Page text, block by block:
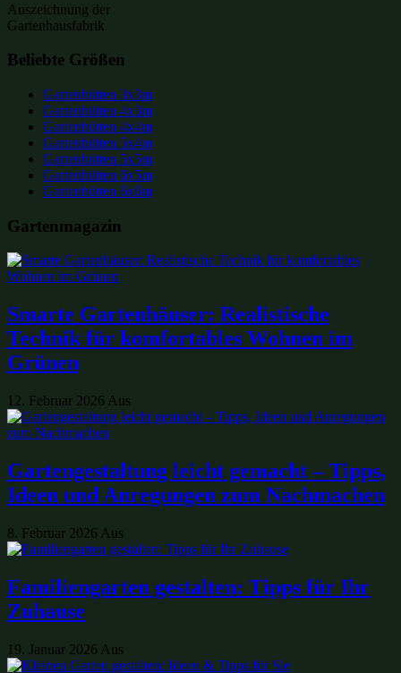
Auszeichnung der
Gartenhausfabrik
Beliebte Größen
Gartenhütten 3x3m
Gartenhütten 4x3m
Gartenhütten 4x4m
Gartenhütten 5x4m
Gartenhütten 5x5m
Gartenhütten 6x5m
Gartenhütten 6x6m
Gartenmagazin
Smarte Gartenhäuser: Realistische
Technik für komfortables Wohnen im
Grünen
12. Februar 2026 Aus
Gartengestaltung leicht gemacht – Tipps,
Ideen und Anregungen zum Nachmachen
8. Februar 2026 Aus
Familiengarten gestalten: Tipps für Ihr
Zuhause
19. Januar 2026 Aus